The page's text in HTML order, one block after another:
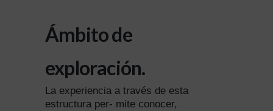
Ámbito de
exploración.
La experiencia a través de esta
estructura per- mite conocer,